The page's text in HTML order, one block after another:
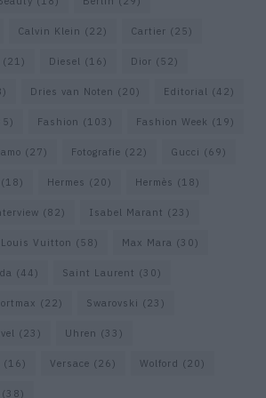
Calvin Klein (22) Cartier (25)
(21) Diesel (16) Dior (52)
Dries van Noten (20) Editorial (42)
Fashion (103) Fashion Week (19)
(27) Fotografie (22) Gucci (69)
(18) Hermes (20) Hermès (18)
(82) Isabel Marant (23)
Louis Vuitton (58) Max Mara (30)
(44) Saint Laurent (30)
(22) Swarovski (23)
(23) Uhren (33)
(16) Versace (26) Wolford (20)
(38)